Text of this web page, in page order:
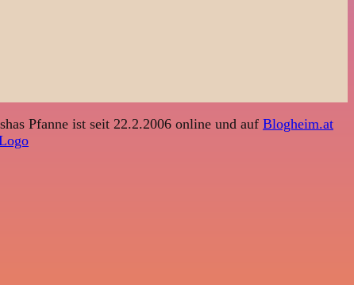
Pfanne ist seit 22.2.2006 online und auf Blogheim.at